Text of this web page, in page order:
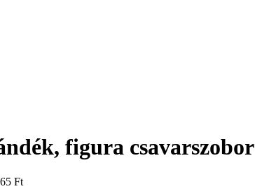
figura csavarszobor
Ft